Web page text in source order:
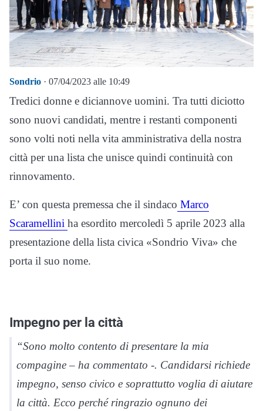
Sondrio · 07/04/2023 alle 10:49
Tredici donne e diciannove uomini. Tra tutti diciotto
sono nuovi candidati, mentre i restanti componenti
sono volti noti nella vita amministrativa della nostra
città per una lista che unisce quindi continuità con
rinnovamento.
E’ con questa premessa che il sindaco Marco
Scaramellini ha esordito mercoledì 5 aprile 2023 alla
presentazione della lista civica «Sondrio Viva» che
porta il suo nome.
Impegno per la città
“Sono molto contento di presentare la mia
compagine – ha commentato -. Candidarsi richiede
impegno, senso civico e soprattutto voglia di aiutare
la città. Ecco perché ringrazio ognuno dei